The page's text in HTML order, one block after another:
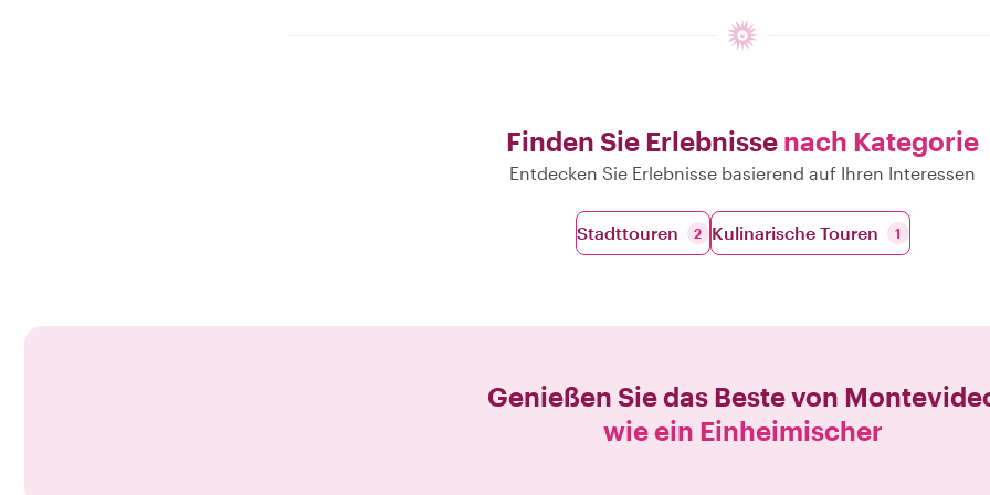
Finden Sie Erlebnisse nach Kategorie
Entdecken Sie Erlebnisse basierend auf Ihren Interessen
Stadttouren 2 Kulinarische Touren 1
Genießen Sie das Beste von
wie ein Einheimischer